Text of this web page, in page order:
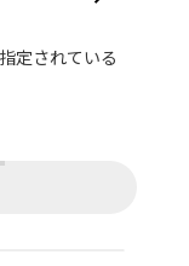
定されている